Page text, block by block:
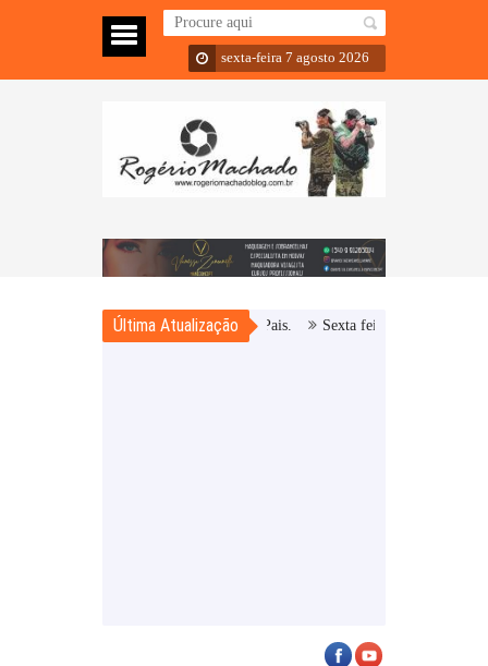
sexta-feira 7 agosto 2026
Última Atualização Sexta feira, choveu, mas e o resto